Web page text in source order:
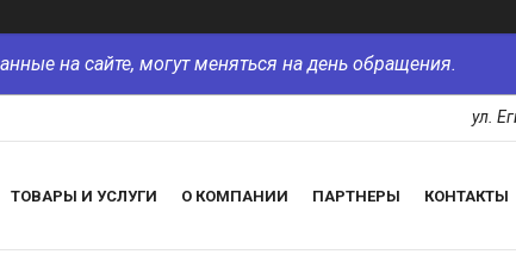
на сайте, могут меняться на день обращения.
ул.
ТОВАРЫ И УСЛУГИ О КОМПАНИИ ПАРТНЕРЫ КОНТАКТЫ